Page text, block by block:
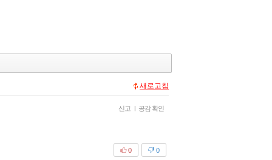
새로고침
신고 | 공감 확인
0
0